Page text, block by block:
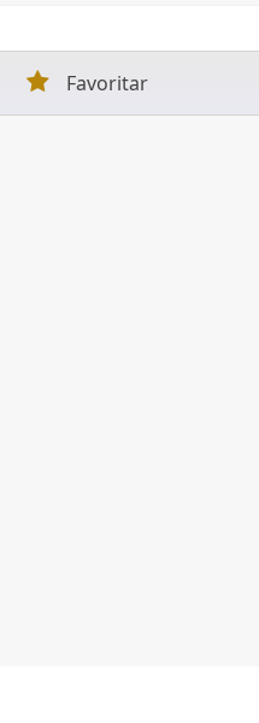
Favoritar